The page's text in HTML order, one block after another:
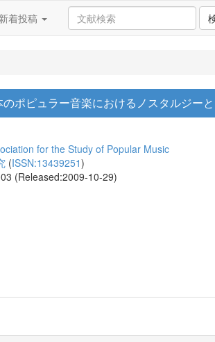
新着投稿
ポピュラー音楽におけるノスタルジーと
for the Study of Popular Music
(ISSN:13439251)
(Released:2009-10-29)